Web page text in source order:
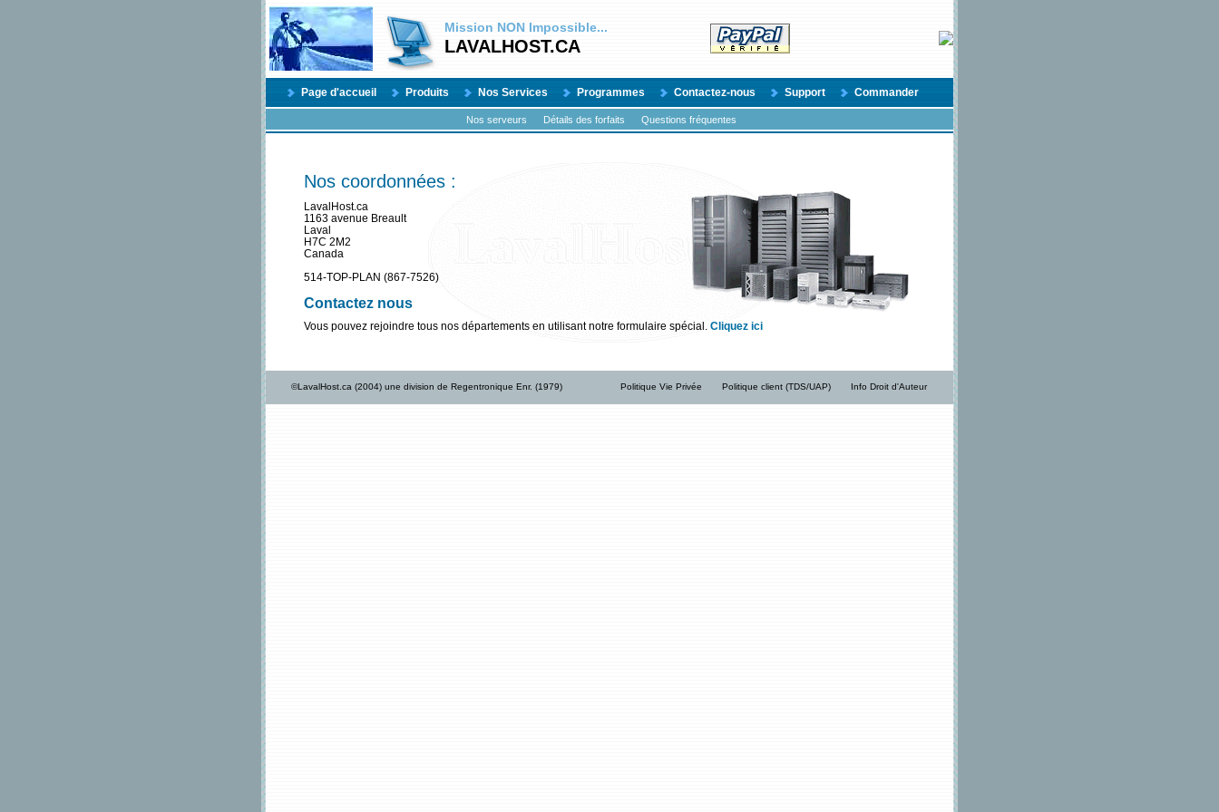
Mission NON Impossible...
LAVALHOST.CA
Page d'accueil Produits Nos Services Programmes Contactez-nous Support Commander
Nos serveurs Détails des forfaits Questions fréquentes
Nos coordonnées :
LavalHost.ca
1163 avenue Breault
Laval
H7C 2M2
Canada
514-TOP-PLAN (867-7526)
Contactez nous
Vous pouvez rejoindre tous nos départements en utilisant notre formulaire spécial. Cliquez ici
©LavalHost.ca (2004) une division de Regentronique Enr. (1979) Politique Vie Privée Politique client (TDS/UAP) Info Droit d'Auteur